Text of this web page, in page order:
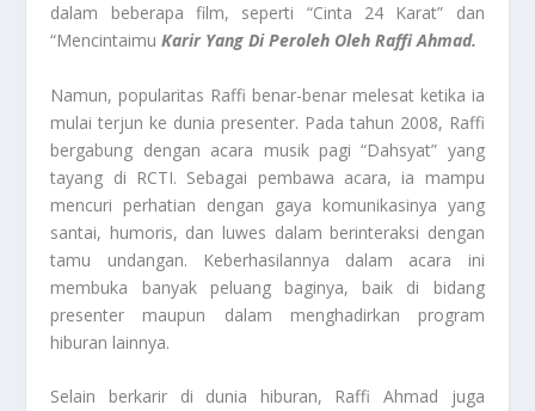
dalam beberapa film, seperti “Cinta 24 Karat” dan
“Mencintaimu Karir Yang Di Peroleh Oleh Raffi Ahmad.
Namun, popularitas Raffi benar-benar melesat ketika ia
mulai terjun ke dunia presenter. Pada tahun 2008, Raffi
bergabung dengan acara musik pagi “Dahsyat” yang
tayang di RCTI. Sebagai pembawa acara, ia mampu
mencuri perhatian dengan gaya komunikasinya yang
santai, humoris, dan luwes dalam berinteraksi dengan
tamu undangan. Keberhasilannya dalam acara ini
membuka banyak peluang baginya, baik di bidang
presenter maupun dalam menghadirkan program
hiburan lainnya.
Selain berkarir di dunia hiburan, Raffi Ahmad juga